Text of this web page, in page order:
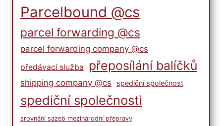
Parcelbound @cs
parcel forwarding @cs
parcel forwarding company @cs
předávací služba přeposílání balíčků
shipping company @cs spediční společnost
spediční společnosti
srovnání sazeb mezinárodní přepravy